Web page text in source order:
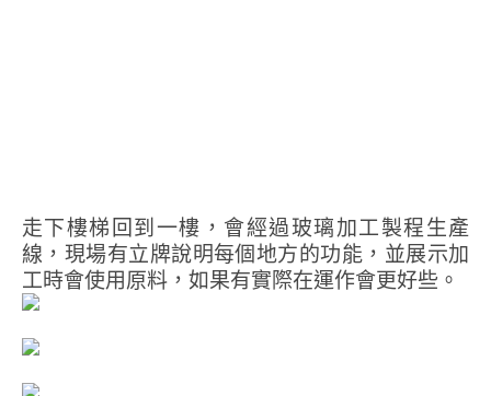
走下樓梯回到一樓，會經過玻璃加工製程生產
線，現場有立牌說明每個地方的功能，並展示加
工時會使用原料，如果有實際在運作會更好些。